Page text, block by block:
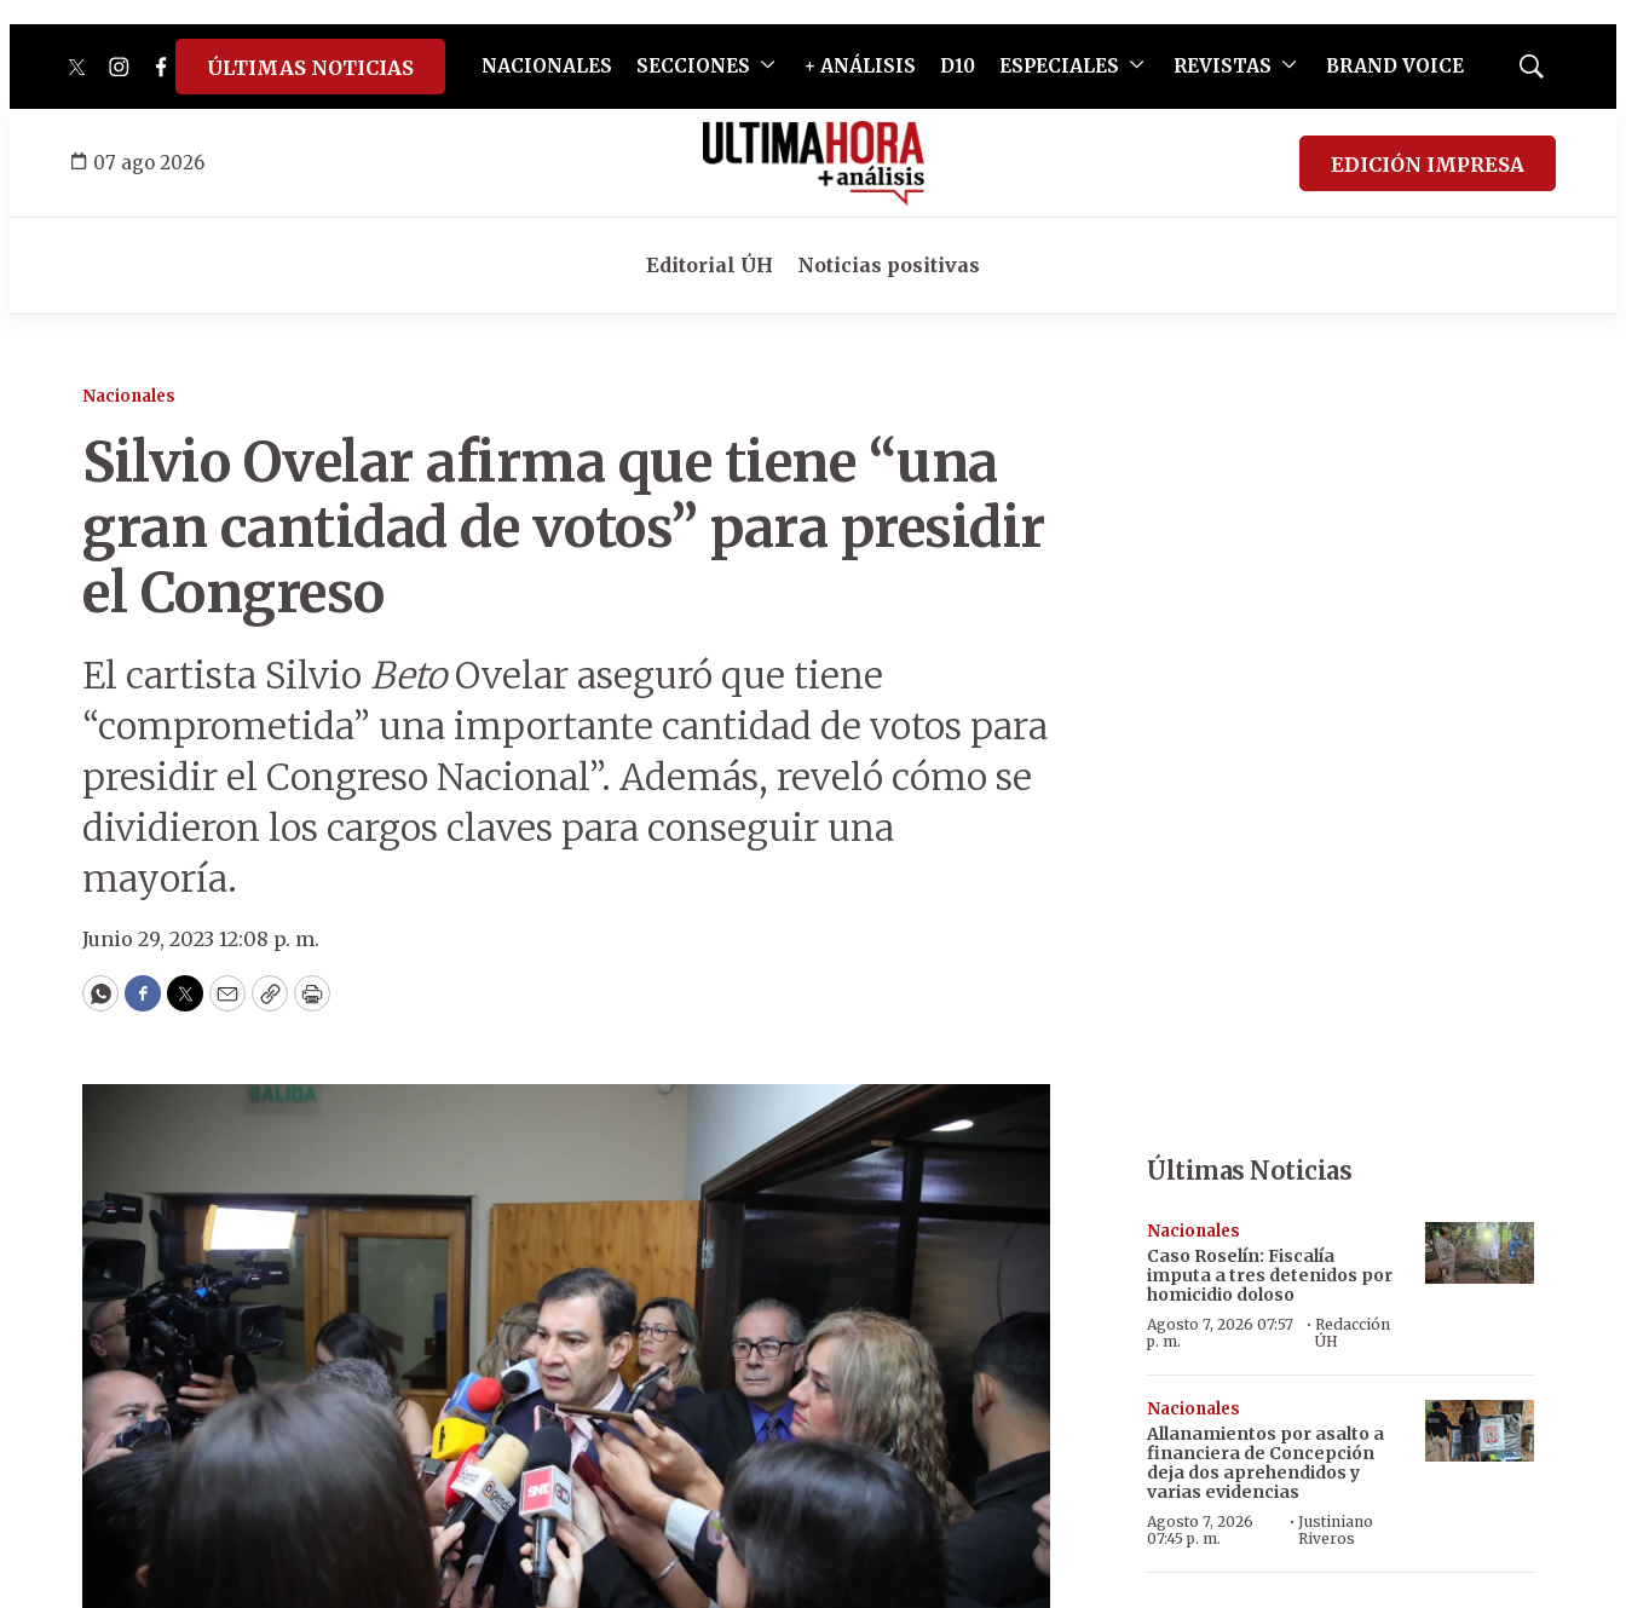
twitterinstagram
facebook
tiktokyoutube
spotify
ÚLTIMAS NOTICIAS NACIONALES SECCIONES + ANÁLISIS D10 ESPECIALES REVISTAS BRAND VOICE
Mostrar
07 ago 2026 EDICIÓN IMPRESA
Editorial ÚH Noticias positivas
Nacionales
Silvio Ovelar afirma que tiene “una
gran cantidad de votos” para presidir
el Congreso
El cartista Silvio BetoOvelar aseguró que tiene
“comprometida” una importante cantidad de votos para
presidir el Congreso Nacional”. Además, reveló cómo se
dividieron los cargos claves para conseguir una
mayoría.
Junio 29, 2023 12:08 p. m.
WhatsApp
Facebook
Twitter
EmailCopyPrint
Últimas Noticias
Nacionales
Caso Roselín: Fiscalía
imputa a tres detenidos por
homicidio doloso
Agosto 7, 2026 07:57
p. m.
· Redacción
ÚH
Nacionales
Allanamientos por asalto a
financiera de Concepción
deja dos aprehendidos y
varias evidencias
Agosto 7, 2026
07:45 p. m.
·Justiniano
Riveros